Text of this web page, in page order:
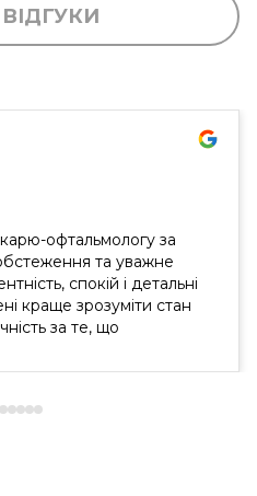
офтальмологу за
та уважне
спокій і детальні
краще зрозуміти стан
за те, що
важливо для мене і